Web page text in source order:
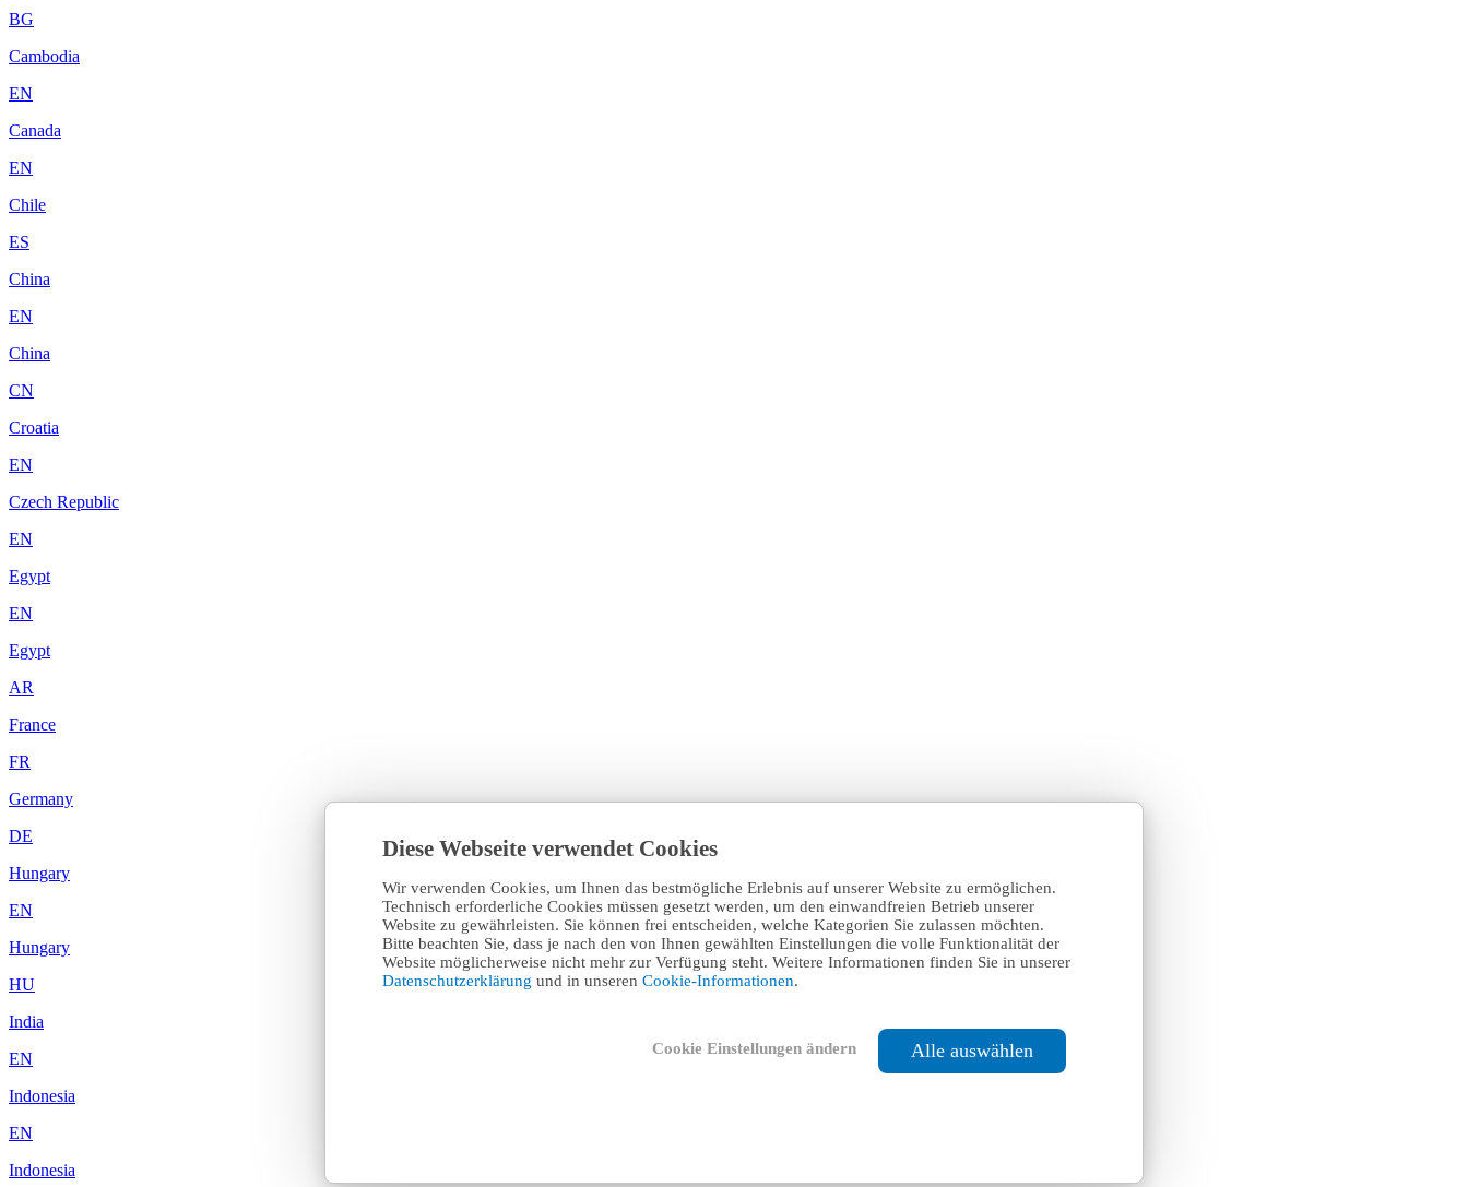
Diese Webseite verwendet Cookies
Wir verwenden Cookies, um Ihnen das bestmögliche Erlebnis auf unserer Website zu ermöglichen.
Technisch erforderliche Cookies müssen gesetzt werden, um den einwandfreien Betrieb unserer
Website zu gewährleisten. Sie können frei entscheiden, welche Kategorien Sie zulassen möchten.
Bitte beachten Sie, dass je nach den von Ihnen gewählten Einstellungen die volle Funktionalität der
Website möglicherweise nicht mehr zur Verfügung steht. Weitere Informationen finden Sie in unserer
Datenschutzerklärung und in unseren Cookie-Informationen.
Cookie Einstellungen ändern Alle auswählen
BG
Cambodia
EN
Canada
EN
Chile
ES
China
EN
China
CN
Croatia
EN
Czech Republic
EN
Egypt
EN
Egypt
AR
France
FR
Germany
DE
Hungary
EN
Hungary
HU
India
EN
Indonesia
EN
Indonesia